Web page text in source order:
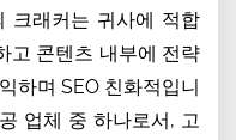
크래커는 귀사에 적합
고 콘텐츠 내부에 전략
하며 SEO 친화적입니
업체 중 하나로서, 고